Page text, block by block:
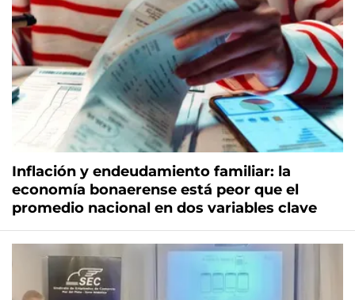
Inflación y endeudamiento familiar: la
economía bonaerense está peor que el
promedio nacional en dos variables clave